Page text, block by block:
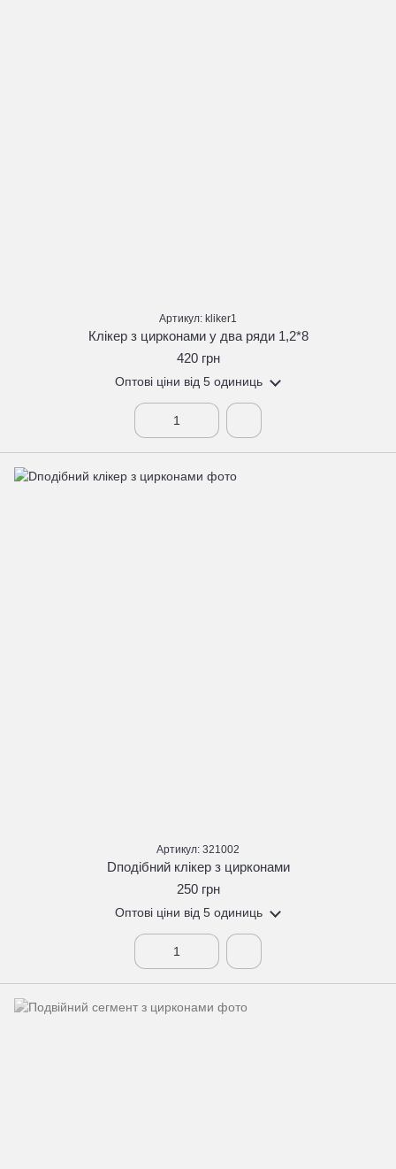
Артикул: kliker1
Клікер з цирконами у два ряди 1,2*8
420 грн
Оптові ціни від 5 одиниць
Артикул: 321002
Dподібний клікер з цирконами
250 грн
Оптові ціни від 5 одиниць